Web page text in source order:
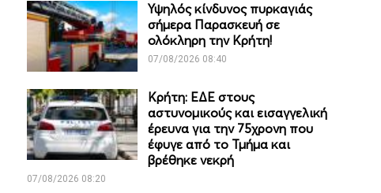
Υψηλός κίνδυνος πυρκαγιάς
σήμερα Παρασκευή σε
ολόκληρη την Κρήτη!
07/08/2026 08:40
Κρήτη: ΕΔΕ στους
αστυνομικούς και εισαγγελική
έρευνα για την 75χρονη που
έφυγε από το Τμήμα και
βρέθηκε νεκρή
07/08/2026 08:20